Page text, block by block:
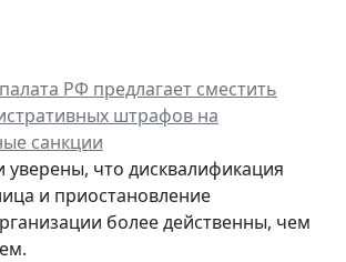
РФ предлагает сместить
штрафов на
санкции
что дисквалификация
и приостановление
более действенны, чем